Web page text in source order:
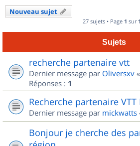
Nouveau sujet
27 sujets • Page 1 sur 1
Sujets
recherche partenaire vtt
Dernier message par Oliversxv «
Réponses : 1
Recherche partenaire
Dernier message par mickwatts
Bonjour je cherche des